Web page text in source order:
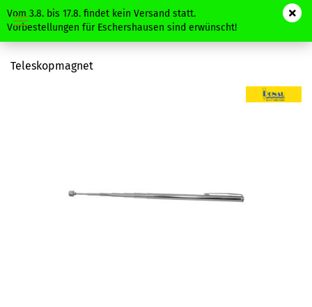
Vom 3.8. bis 17.8. findet kein Versand statt.
Vorbestellungen für Eschershausen sind erwünscht!
Teleskopmagnet